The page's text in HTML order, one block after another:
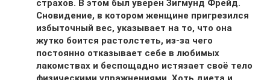
страхов. В этом был уверен Зигмунд Фрейд.
Сновидение, в котором женщине пригрезился
избыточный вес, указывает на то, что она
жутко боится растолстеть, из-за чего
постоянно отказывает себе в любимых
лакомствах и беспощадно истязает своё тело